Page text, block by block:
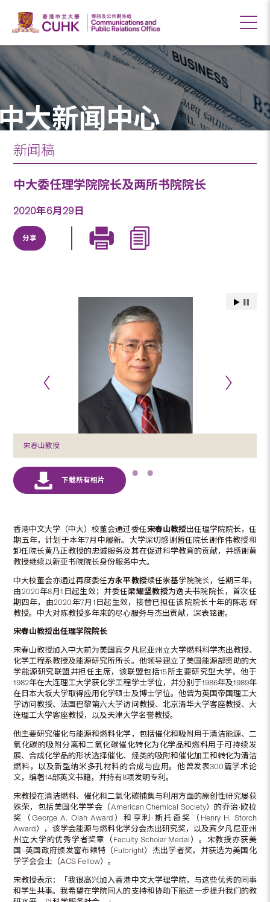
大新闻中心
新闻稿
中大委任理学院院长及两所书院院长
2020年6月29日
分享
宋春山教授
香港中文大学（中大）校董会通过委任宋春山教授出任理学院院长，任
期五年，计划于本年7月中履新。大学深切感谢暂任院长谢作伟教授和
卸任院长黄乃正教授的忠诚服务及其在促进科学教育的贡献，并感谢黄
教授继续以新亚书院院长身份服务中大。
中大校董会亦通过再度委任方永平教授续任崇基学院院长，任期三年，
由2020年8月1日起生效；并委任梁耀坚教授为逸夫书院院长，首次任
期四年，由2020年7月1日起生效，接替已担任该院院长十年的陈志辉
教授。中大对陈教授多年来的尽心服务与杰出贡献，深表铭谢。
宋春山教授出任理学院院长
宋春山教授加入中大前为美国宾夕凡尼亚州立大学燃料科学杰出教授、
化学工程系教授及能源研究所所长。他领导建立了美国能源部资助的大
学能源研究联盟并担任主席，该联盟包括15所主要研究型大学。他于
1982年在大连理工大学获化学工程学士学位，并分别于1986年及1989年
在日本大坂大学取得应用化学硕士及博士学位。他曾为英国帝国理工大
学访问教授、法国巴黎第六大学访问教授、北京清华大学客座教授、大
连理工大学客座教授，以及天津大学名誉教授。
他主要研究催化与能源和燃料化学，包括催化和吸附用于清洁能源、二
氧化碳的吸附分离和二氧化碳催化转化为化学品和燃料用于可持续发
展、合成化学品的形状选择催化、烃类的吸附和催化加工和转化为清洁
燃料，以及新型纳米多孔材料的合成与应用。他曾发表300篇学术论
文，编著14部英文书籍，并持有8项发明专利。
宋教授在清洁燃料、催化和二氧化碳捕集与利用方面的原创性研究屡获
殊荣，包括美国化学学会（American Chemical Society）的乔治·欧拉
奖（George A. Olah Award）和亨利·斯托奇奖（Henry H. Storch
Award），该学会能源与燃料化学分会杰出研究奖，以及宾夕凡尼亚州
州立大学的优秀学者奖章（Faculty Scholar Medal）。宋教授亦获美
国–英国政府颁发富布赖特（Fulbright）杰出学者奖，并获选为美国化
学学会会士（ACS Fellow）。
宋教授表示：「我很高兴加入香港中文大学理学院，与这些优秀的同事
和学生共事。我希望在学院同人的支持和协助下能进一步提升我们的教